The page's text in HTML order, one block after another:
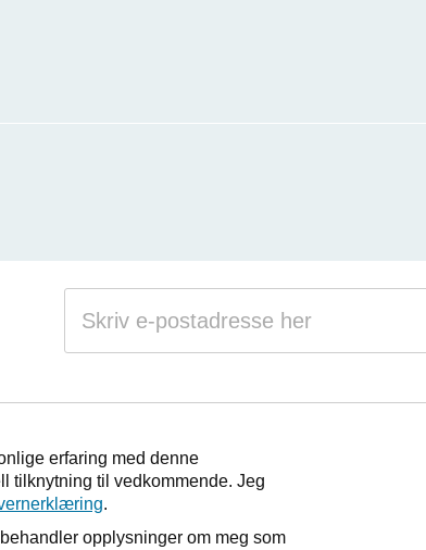
erfaring med denne
tilknytning til vedkommende. Jeg
.
opplysninger om meg som